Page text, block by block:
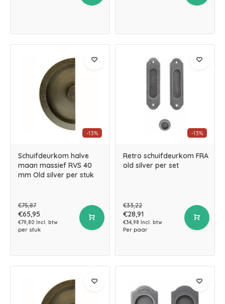
-13%
Schuifdeurkom halve
maan massief RVS 40
mm Old silver per stuk
€75,87
€65,95
€79,80 Incl. btw
per stuk
-13%
Retro schuifdeurkom FRA
old silver per set
€33,22
€28,91
€34,98 Incl. btw
Per paar